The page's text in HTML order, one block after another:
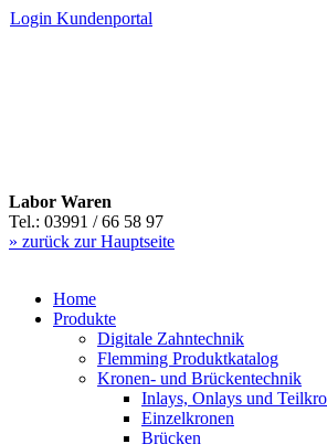
Login Kundenportal
Labor Waren
Tel.: 03991 / 66 58 97
» zurück zur Hauptseite
Home
Produkte
Digitale Zahntechnik
Flemming Produktkatalog
Kronen- und Brückentechnik
Inlays, Onlays und
Einzelkronen
Brücken